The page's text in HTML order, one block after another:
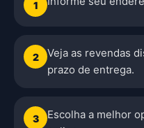
1
2
Veja as revendas
prazo de entrega.
3
Escolha a melhor